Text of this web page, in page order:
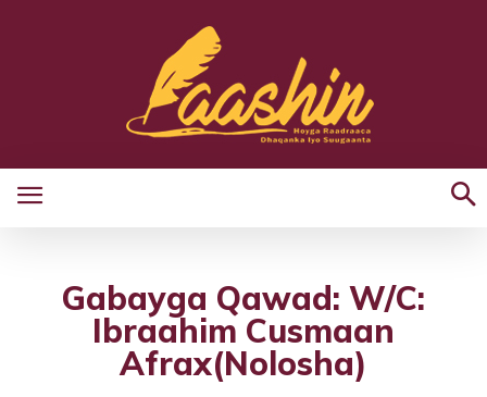
Gabayga Qawad: W/C:
Ibraahim Cusmaan
Afrax(Nolosha)